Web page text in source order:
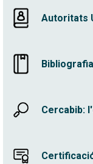
Autoritats
Cercabib: